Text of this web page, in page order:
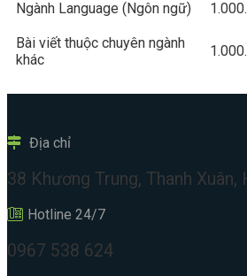
Ngành Language (Ngôn ngữ)
Bài viết thuộc chuyên ngành
khác
Địa chỉ
38 Khương Trung, Thanh Xuân,
Hotline 24/7
0967 538 624